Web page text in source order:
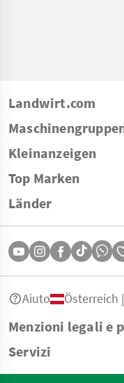
Landwirt.com
Kleinanzeigen
Top Marken
Länder
Menzioni legali e
Servizi
Aiuto Österreich